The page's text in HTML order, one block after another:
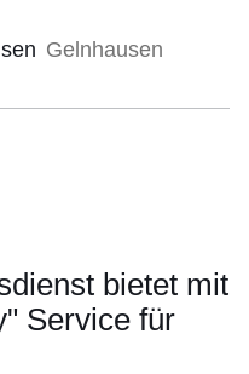
Gelnhausen
bietet mit
Service für